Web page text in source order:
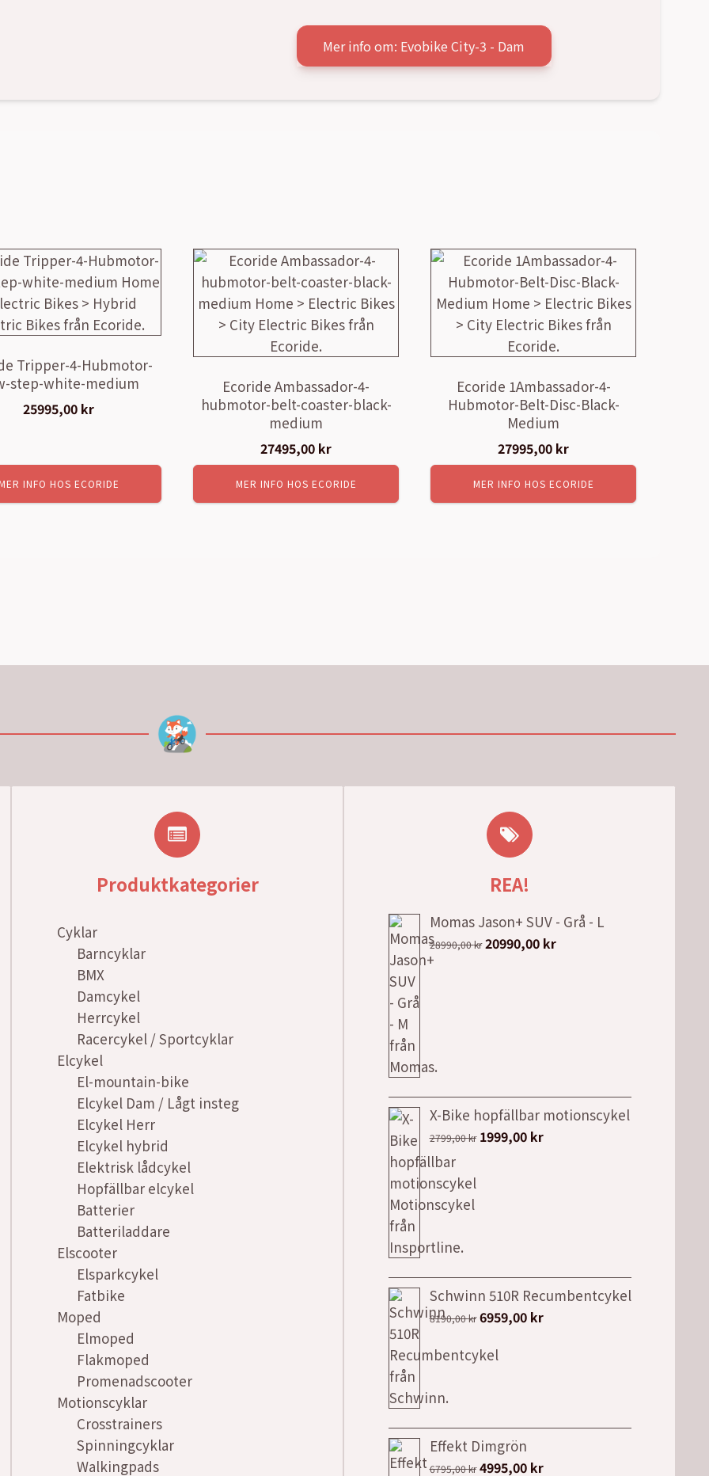
Mer info om: Evobike City-3 - Dam
Tripper-4-Hubmotor-
step-white-medium
25995,00 kr
INFO HOS ECORIDE
Ecoride Ambassador-4-
hubmotor-belt-coaster-black-
medium
27495,00 kr
MER INFO HOS ECORIDE
Ecoride 1Ambassador-4-
Hubmotor-Belt-Disc-Black-
Medium
27995,00 kr
MER INFO HOS ECORIDE
Produktkategorier
Cyklar
Barncyklar
BMX
Damcykel
Herrcykel
Racercykel / Sportcyklar
Elcykel
El-mountain-bike
Elcykel Dam / Lågt insteg
Elcykel Herr
Elcykel hybrid
Elektrisk lådcykel
Hopfällbar elcykel
Batterier
Batteriladdare
Elscooter
Elsparkcykel
Fatbike
Moped
Elmoped
Flakmoped
Promenadscooter
Motionscyklar
Crosstrainers
Spinningcyklar
Walkingpads
REA!
Momas Jason+ SUV - Grå - L
28990,00kr Det
20990,00 krDet
X-Bike hopfällbar motionscykel
2799,00kr Det
1999,00 krDet
Schwinn 510R Recumbentcykel
8190,00kr Det
priset
6959,00 krDet
Effekt Dimgrön
6795,00kr Det
4995,00 krDet